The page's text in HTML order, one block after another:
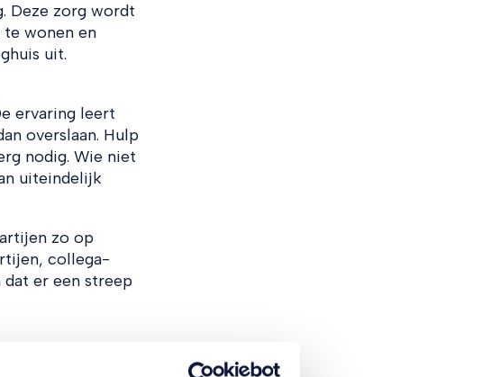
Deze zorg wordt
wonen en
uit.
ervaring leert
overslaan. Hulp
nodig. Wie niet
uiteindelijk
zo op
collega-
er een streep